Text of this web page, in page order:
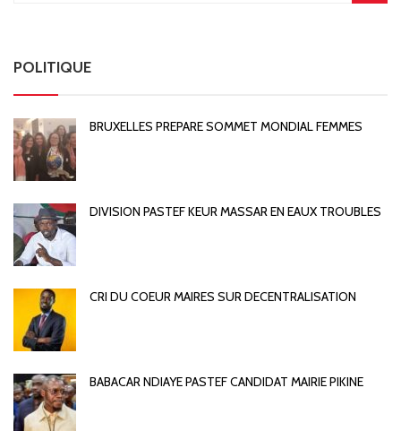
POLITIQUE
BRUXELLES PREPARE SOMMET MONDIAL FEMMES
DIVISION PASTEF KEUR MASSAR EN EAUX TROUBLES
CRI DU COEUR MAIRES SUR DECENTRALISATION
BABACAR NDIAYE PASTEF CANDIDAT MAIRIE PIKINE